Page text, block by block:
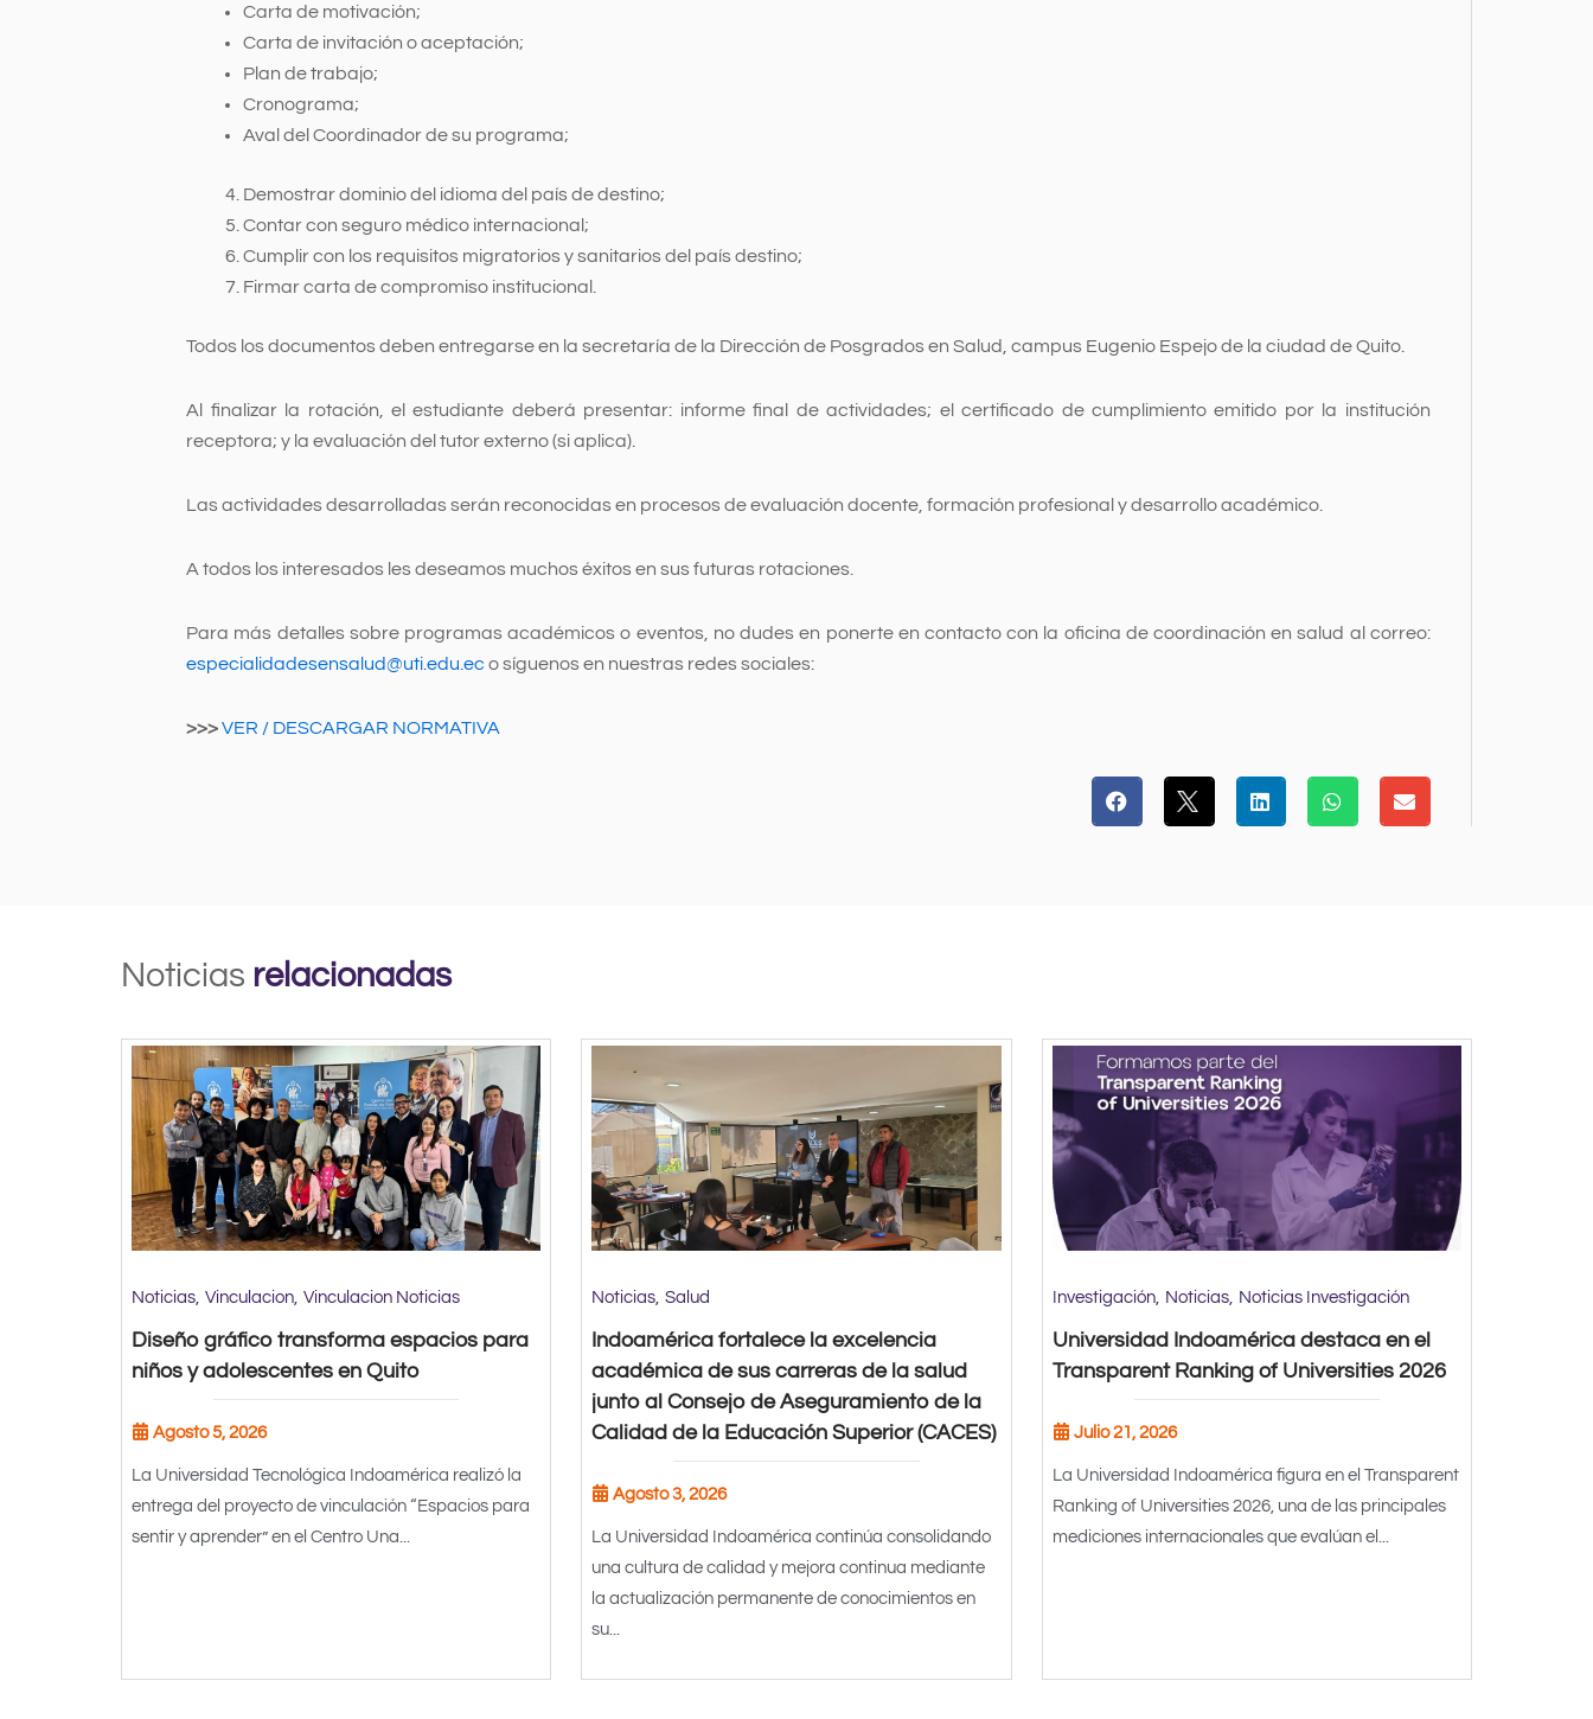
Carta de motivación;
Carta de invitación o aceptación;
Plan de trabajo;
Cronograma;
Aval del Coordinador de su programa;
Demostrar dominio del idioma del país de destino;
Contar con seguro médico internacional;
Cumplir con los requisitos migratorios y sanitarios del país destino;
Firmar carta de compromiso institucional.
Todos los documentos deben entregarse en la secretaría de la Dirección de Posgrados en Salud, campus Eugenio Espejo de la ciudad de Quito.
Al finalizar la rotación, el estudiante deberá presentar: informe final de actividades; el certificado de cumplimiento emitido por la institución
receptora; y la evaluación del tutor externo (si aplica).
Las actividades desarrolladas serán reconocidas en procesos de evaluación docente, formación profesional y desarrollo académico.
A todos los interesados les deseamos muchos éxitos en sus futuras rotaciones.
Para más detalles sobre programas académicos o eventos, no dudes en ponerte en contacto con la oficina de coordinación en salud al correo:
especialidadesensalud@uti.edu.ec o síguenos en nuestras redes sociales:
>>>VER / DESCARGAR NORMATIVA
Noticias relacionadas
Noticias Vinculacion Vinculacion Noticias
Diseño gráfico transforma espacios para
niños y adolescentes en Quito
Agosto 5, 2026
La Universidad Tecnológica Indoamérica realizó la
entrega del proyecto de vinculación “Espacios para
sentir y aprender” en el Centro Una...
Noticias Salud
Indoamérica fortalece la excelencia
académica de sus carreras de la salud
junto al Consejo de Aseguramiento de la
Calidad de la Educación Superior (CACES)
Agosto 3, 2026
La Universidad Indoamérica continúa consolidando
una cultura de calidad y mejora continua mediante
la actualización permanente de conocimientos en
su...
Investigación Noticias Noticias Investigación
Universidad Indoamérica destaca en el
Transparent Ranking of Universities 2026
Julio 21, 2026
La Universidad Indoamérica figura en el Transparent
Ranking of Universities 2026, una de las principales
mediciones internacionales que evalúan el...